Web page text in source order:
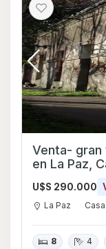
Venta-
en La Paz,
U$S 290.000
La Paz Casa
8 4